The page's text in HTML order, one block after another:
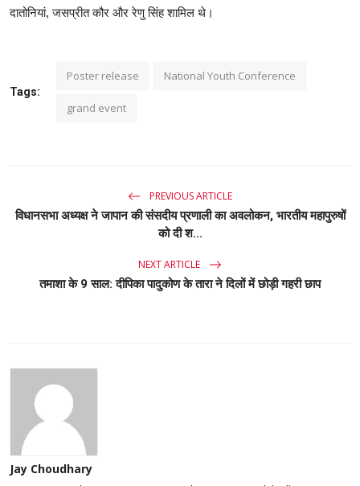
दातोनियां, जसप्रीत कौर और रेणु सिंह शामिल थे।
Tags:
Poster release National Youth Conference
grand event
PREVIOUS ARTICLE
विधानसभा अध्यक्ष ने जापान की संसदीय प्रणाली का अवलोकन, भारतीय महापुरुषों
को दी श...
NEXT ARTICLE
तमाशा के 9 साल: दीपिका पादुकोण के तारा ने दिलों में छोड़ी गहरी छाप
Jay Choudhary